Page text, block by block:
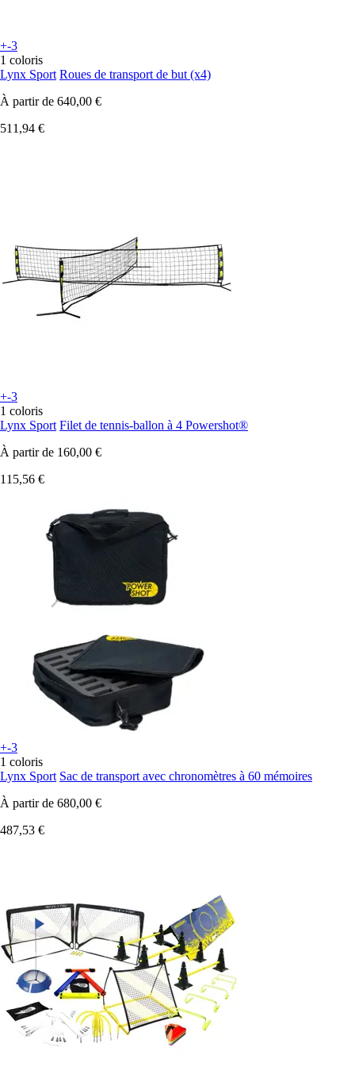
+-3
1 coloris
Lynx Sport Roues de transport de but (x4)
À partir de 640,00 €
511,94 €
+-3
1 coloris
Lynx Sport Filet de tennis-ballon à 4 Powershot®
À partir de 160,00 €
115,56 €
+-3
1 coloris
Lynx Sport Sac de transport avec chronomètres à 60 mémoires
À partir de 680,00 €
487,53 €